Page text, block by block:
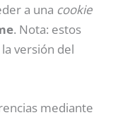
a una cookie
. Nota: estos
versión del
mediante